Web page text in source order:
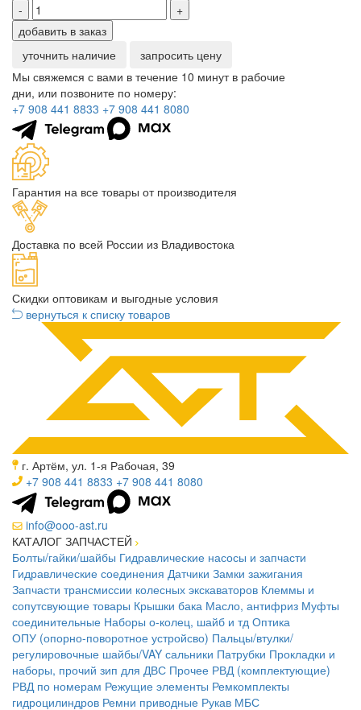
-
+
добавить в заказ
уточнить наличие
запросить цену
Мы свяжемся с вами в течение 10 минут в рабочие
дни, или позвоните по номеру:
+7 908 441 8833 +7 908 441 8080
Гарантия на все товары от производителя
Доставка по всей России из Владивостока
Скидки оптовикам и выгодные условия
вернуться к списку товаров
г. Артём, ул. 1-я Рабочая, 39
+7 908 441 8833 +7 908 441 8080
info@ooo-ast.ru
КАТАЛОГ ЗАПЧАСТЕЙ
Болты/гайки/шайбы Гидравлические насосы и запчасти
Гидравлические соединения Датчики Замки зажигания
Запчасти трансмиссии колесных экскаваторов Клеммы и
сопутсвующие товары Крышки бака Масло, антифриз Муфты
соединительные Наборы о-колец, шайб и тд Оптика
ОПУ (опорно-поворотное устройсво) Пальцы/втулки/
регулировочные шайбы/VAY сальники Патрубки Прокладки и
наборы, прочий зип для ДВС Прочее РВД (комплектующие)
РВД по номерам Режущие элементы Ремкомплекты
гидроцилиндров Ремни приводные Рукав МБС